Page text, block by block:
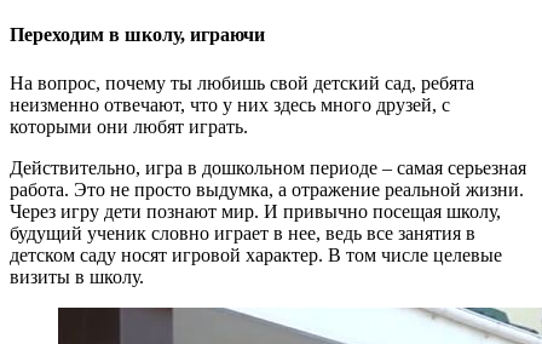
Переходим в школу, играючи
На вопрос, почему ты любишь свой детский сад, ребята
неизменно отвечают, что у них здесь много друзей, с
которыми они любят играть.
Действительно, игра в дошкольном периоде – самая серьезная
работа. Это не просто выдумка, а отражение реальной жизни.
Через игру дети познают мир. И привычно посещая школу,
будущий ученик словно играет в нее, ведь все занятия в
детском саду носят игровой характер. В том числе целевые
визиты в школу.